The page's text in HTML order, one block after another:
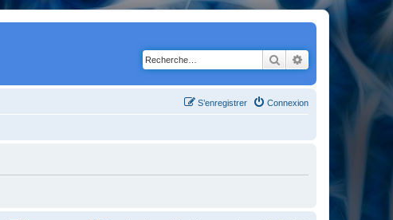
RechercherRecherche
Connexion
S’enregistrer